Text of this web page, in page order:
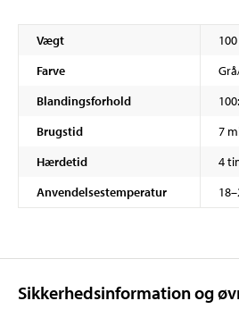
Vægt
Farve
Blandingsforhold
Brugstid
7
Hærdetid
4
Anvendelsestemperatur
Sikkerhedsinformation og